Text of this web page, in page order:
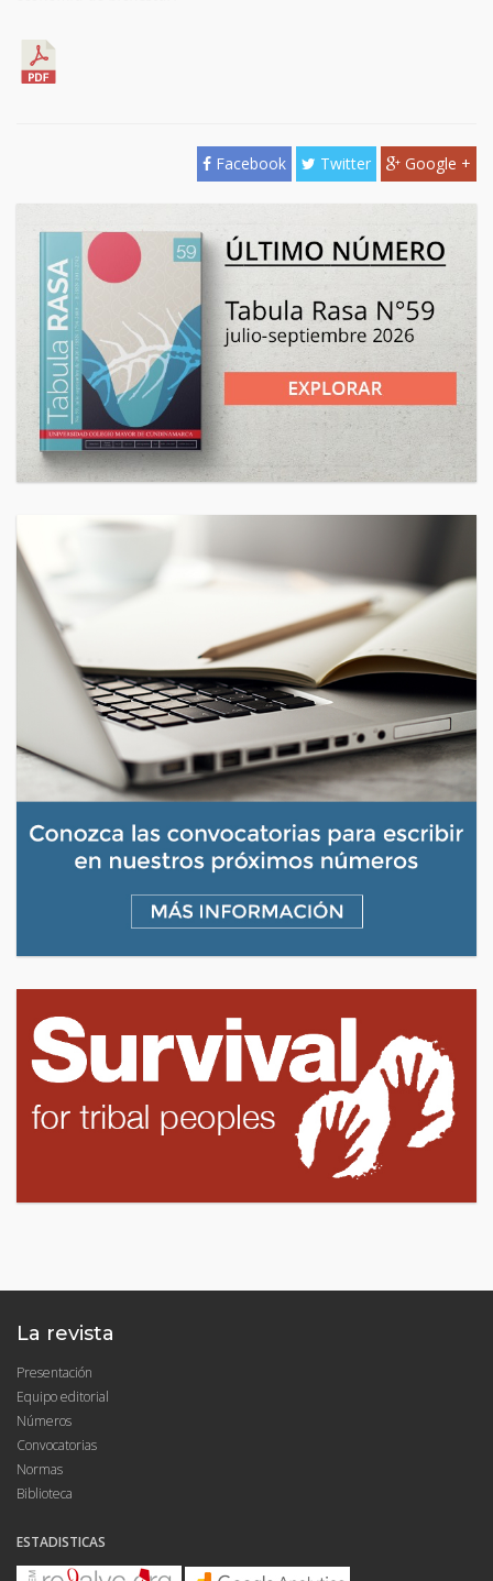
Facebook Twitter Google +
La revista
Presentación
Equipo editorial
Números
Convocatorias
Normas
Biblioteca
ESTADISTICAS